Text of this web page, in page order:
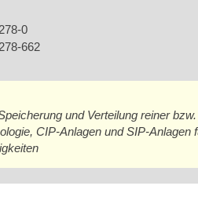
0
662
und Verteilung reiner
CIP-Anlagen und SIP-Anlagen